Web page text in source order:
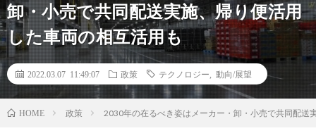
卸・小売で共同配送実施、帰り便活用
した車両の相互活用も
2022.03.07 11:49:07 政策 テクノロジー 動向/展望
HOME 政策 2030年の在るべき姿はメーカー・卸・小売で共同配送